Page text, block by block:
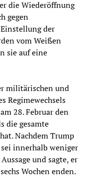
die Wiederöffnung
gegen
der
vom Weißen
sie auf eine
militärischen und
Regimewechsels
28. Februar den
die gesamte
Nachdem Trump
innerhalb weniger
und sagte, er
Wochen enden.